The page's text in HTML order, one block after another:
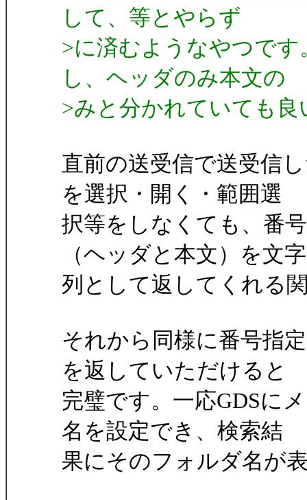
して、等とやらず
>に済むようなやつで
し、ヘッダのみ本文の
>みと分かれていても良
直前の送受信で送受信
を選択・開く・範囲選
択等をしなくても、番
（ヘッダと本文）を文字
列として返してくれる
それから同様に番号指
を返していただけると
完璧です。一応GDSに
名を設定でき、検索結
果にそのフォルダ名が